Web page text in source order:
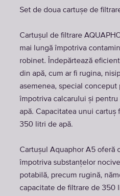
Set de doua cartușe de
Cartușul de filtrare
mai lungă împotriva
robinet. Îndepărtează
din apă, cum ar fi rugina,
asemenea, special conceput
împotriva calcarului și
apă. Capacitatea unui cartuș
350 litri de apă.
Cartuşul Aquaphor A5 oferă
împotriva substanțelor
potabilă, precum rugină,
capacitate de filtrare de 350